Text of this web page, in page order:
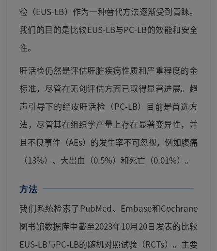
检（EUS-LB）作为一种替代方法逐渐受到青睐。
我们的目的是比较EUS-LB与PC-LB的效能和安全
性。
肝活检仍然是评估肝脏疾病性质和严重程度的金
标准，尽管在无创评估方面已取得显著进展。超
声引导下的经皮肝活检（PC-LB）目前是首选方
法，尽管其在组织学产量上存在显著变异性，并
且不良事件（AEs）的发生率不可忽视，例如腹痛
（13%）、大出血（0.5%）和死亡（0.01%）。
方法
我们系统检索了PubMed、Embase和Cochrane
图书馆数据库中截至2023年10月20日发表的比较
EUS-LB与PC-LB的随机对照试验（RCTs）。主要